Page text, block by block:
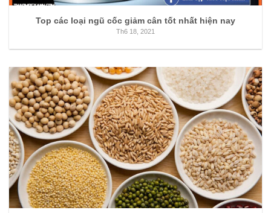
Top các loại ngũ cốc giảm cân tốt nhất hiện nay
Th6 18, 2021